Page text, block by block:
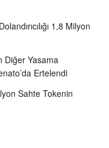
1,8 Milyon
Diğer Yasama
Ertelendi
Sahte Tokenin